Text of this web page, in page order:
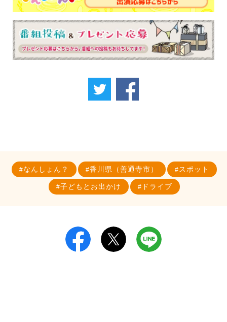
なんしょん？ 香川県（善通寺市） スポット
子どもとお出かけ ドライブ